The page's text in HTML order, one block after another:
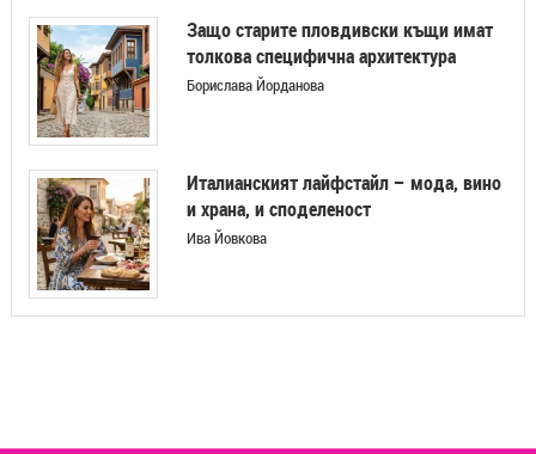
Защо старите пловдивски къщи имат
толкова специфична архитектура
Борислава Йорданова
Италианският лайфстайл – мода, вино
и храна, и споделеност
Ива Йовкова